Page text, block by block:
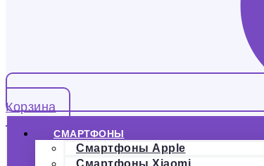
Корзина
СМАРТФОНЫ
Смартфоны Apple
Смартфоны Xiaomi